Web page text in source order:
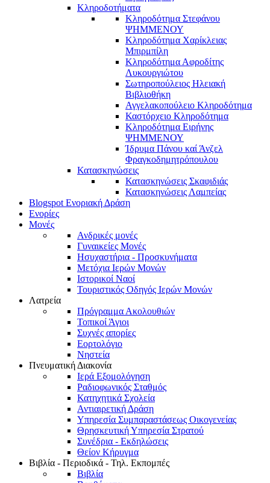
Κληροδοτήματα
Κληροδότημα Στεφάνου
ΨΗΜΜΕΝΟΥ
Κληροδότημα Χαρίκλειας
Μπιρμπίλη
Κληροδότημα Αφροδίτης
Λυκουργιώτου
Σωτηροπούλειος Ηλειακή
Βιβλιοθήκη
Αγγελακοπούλειο Κληροδότημα
Καστόρχειο Κληροδότημα
Κληροδότημα Ειρήνης
ΨΗΜΜΕΝΟΥ
Ίδρυμα Πάνου καί Άνζελ
Φραγκοδημητρόπουλου
Κατασκηνώσεις
Κατασκηνώσεις Σκαφιδιάς
Κατασκηνώσεις Λαμπείας
Blogspot Ενοριακή Δράση
Ενορίες
Μονές
Ανδρικές μονές
Γυναικείες Μονές
Ησυχαστήρια - Προσκυνήματα
Μετόχια Ιερών Μονών
Ιστορικοί Ναοί
Τουριστικός Οδηγός Ιερών Μονών
Λατρεία
Πρόγραμμα Ακολουθιών
Τοπικοί Άγιοι
Συχνές απορίες
Εορτολόγιο
Νηστεία
Πνευματική Διακονία
Ιερά Εξομολόγηση
Ραδιοφωνικός Σταθμός
Κατηχητικά Σχολεία
Αντιαιρετική Δράση
Υπηρεσία Συμπαραστάσεως Οικογενείας
Θρησκευτική Υπηρεσία Στρατού
Συνέδρια - Εκδηλώσεις
Θείον Κήρυγμα
Βιβλία - Περιοδικά - Τηλ. Εκπομπές
Βιβλία